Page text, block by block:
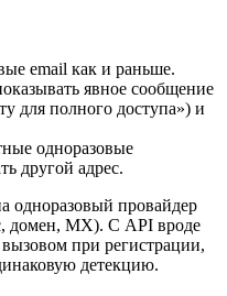
email как и раньше.
явное сообщение
для полного доступа») и
одноразовые
другой адрес.
одноразовый провайдер
домен, MX). С API вроде
при регистрации,
детекцию.